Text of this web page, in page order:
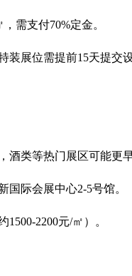
需支付70%定金‌。
展位需提前15天提交设
酒类等热门展区可能更早
国际会展中心2-5号馆‌。
2200元/㎡）‌。